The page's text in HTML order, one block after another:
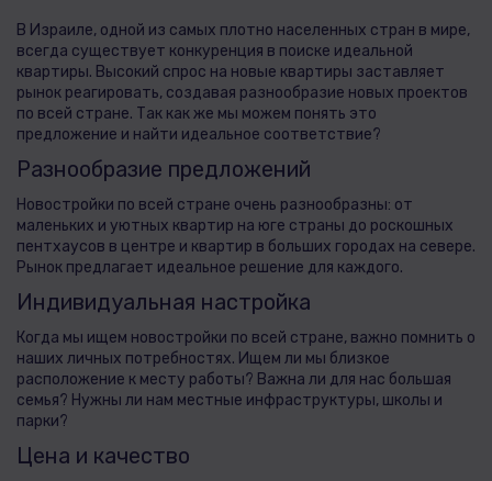
В Израиле, одной из самых плотно населенных стран в мире,
всегда существует конкуренция в поиске идеальной
квартиры. Высокий спрос на новые квартиры заставляет
рынок реагировать, создавая разнообразие новых проектов
по всей стране. Так как же мы можем понять это
предложение и найти идеальное соответствие?
Разнообразие предложений
Новостройки по всей стране очень разнообразны: от
маленьких и уютных квартир на юге страны до роскошных
пентхаусов в центре и квартир в больших городах на севере.
Рынок предлагает идеальное решение для каждого.
Индивидуальная настройка
Когда мы ищем новостройки по всей стране, важно помнить о
наших личных потребностях. Ищем ли мы близкое
расположение к месту работы? Важна ли для нас большая
семья? Нужны ли нам местные инфраструктуры, школы и
парки?
Цена и качество